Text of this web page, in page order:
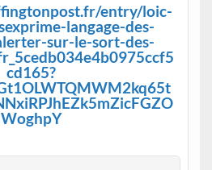
entry/loic-
langage-des-
sur-le-sort-des-
cd165?
WoghpY